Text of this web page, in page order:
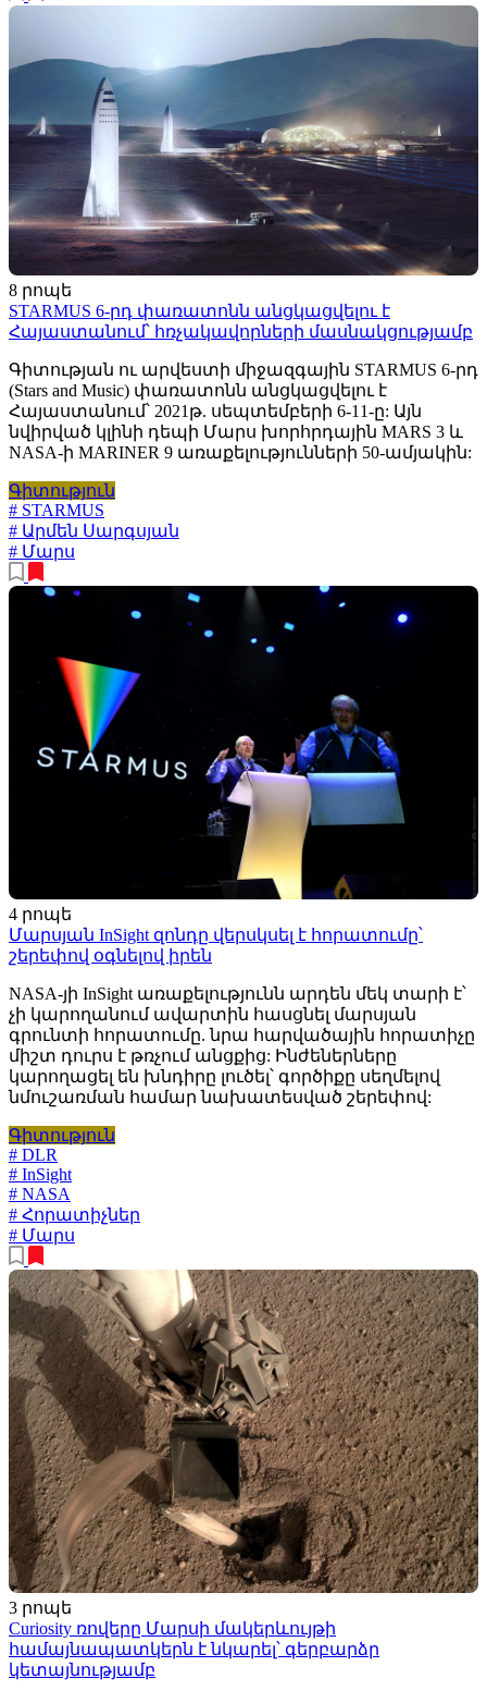
8 րոպե
STARMUS 6-րդ փառատոնն անցկացվելու է
Հայաստանում՝ հռչակավորների մասնակցությամբ
Գիտության ու արվեստի միջազգային STARMUS 6-րդ
(Stars and Music) փառատոնն անցկացվելու է
Հայաստանում՝ 2021թ. սեպտեմբերի 6-11-ը: Այն
նվիրված կլինի դեպի Մարս խորհրդային MARS 3 և
NASA-ի MARINER 9 առաքելությունների 50-ամյակին:
Գիտություն
# STARMUS
# Արմեն Սարգսյան
# Մարս
4 րոպե
Մարսյան InSight զոնդը վերսկսել է հորատումը՝
շերեփով օգնելով իրեն
NASA-յի InSight առաքելությունն արդեն մեկ տարի է՝
չի կարողանում ավարտին հասցնել մարսյան
գրունտի հորատումը. նրա հարվածային հորատիչը
միշտ դուրս է թռչում անցքից: Ինժեներները
կարողացել են խնդիրը լուծել՝ գործիքը սեղմելով
նմուշառման համար նախատեսված շերեփով:
Գիտություն
# DLR
# InSight
# NASA
# Հորատիչներ
# Մարս
3 րոպե
Curiosity ռովերը Մարսի մակերևույթի
համայնապատկերն է նկարել՝ գերբարձր
կետայնությամբ